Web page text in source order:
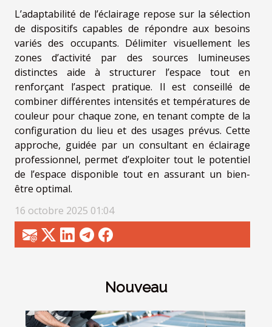
L’adaptabilité de l’éclairage repose sur la sélection
de dispositifs capables de répondre aux besoins
variés des occupants. Délimiter visuellement les
zones d’activité par des sources lumineuses
distinctes aide à structurer l’espace tout en
renforçant l’aspect pratique. Il est conseillé de
combiner différentes intensités et températures de
couleur pour chaque zone, en tenant compte de la
configuration du lieu et des usages prévus. Cette
approche, guidée par un consultant en éclairage
professionnel, permet d’exploiter tout le potentiel
de l’espace disponible tout en assurant un bien-
être optimal.
16 octobre 2025 01:04
Nouveau